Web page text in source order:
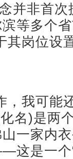
非首次
等多个
其岗位设
我可能
名)是两
一家内
这是一个